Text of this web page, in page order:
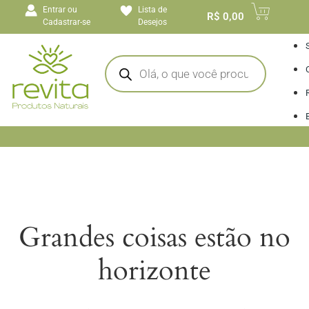
conteúdoEntrar ou
Cadastrar-se
Lista de
Desejos
R$ 0,00
Grandes coisas estão no
horizonte